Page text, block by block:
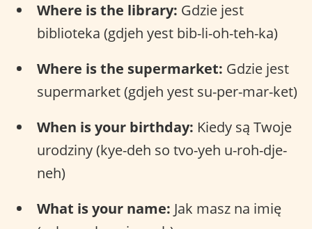
Where is the library: Gdzie jest
biblioteka (gdjeh yest bib-li-oh-teh-ka)
Where is the supermarket: Gdzie jest
supermarket (gdjeh yest su-per-mar-ket)
When is your birthday: Kiedy są Twoje
urodziny (kye-deh so tvo-yeh u-roh-dje-
neh)
What is your name: Jak masz na imię